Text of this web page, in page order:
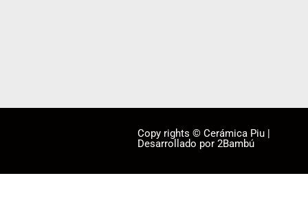
Copy rights © Cerámica Piu |
Desarrollado por 2Bambú